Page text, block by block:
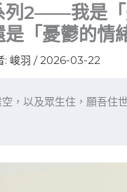
列2——我是
「憂鬱的情
: 峻羽/2026-03-22
空，以及眾生住，願吾住